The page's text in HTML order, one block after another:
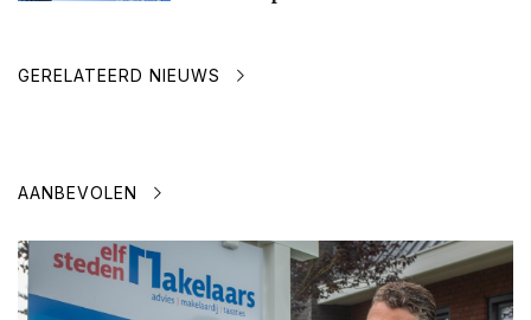
GERELATEERD NIEUWS
AANBEVOLEN